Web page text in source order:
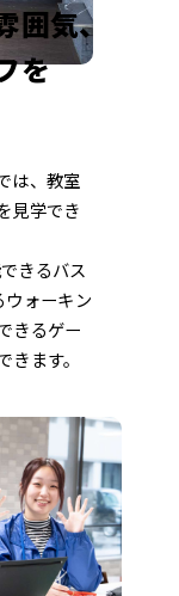
気、
を
、 教室
見学でき
きるバス
ォーキン
きるゲー
ます。